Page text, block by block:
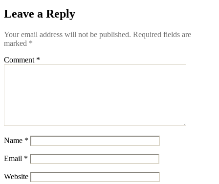
Leave a Reply
Your email address will not be published. Required fields are
marked *
Comment *
Name *
Email *
Website